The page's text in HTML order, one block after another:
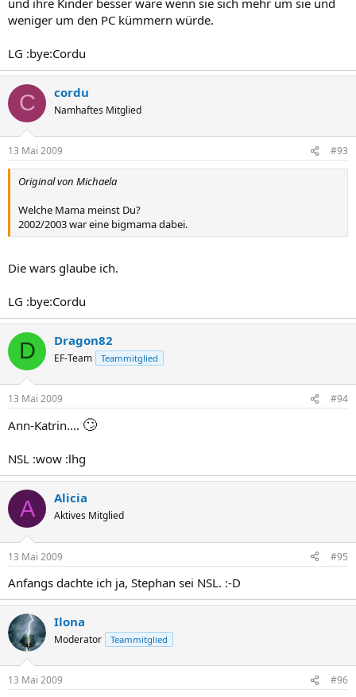
weniger um den PC kümmern würde.
LG :bye:Cordu
C cordu
Namhaftes Mitglied
13 Mai 2009 #93
Original von Michaela
Welche Mama meinst Du?
2002/2003 war eine bigmama dabei.
Die wars glaube ich.
LG :bye:Cordu
D Dragon82
EF-Team Teammitglied
13 Mai 2009 #94
Ann-Katrin.... 🙄
NSL :wow :lhg
A Alicia
Aktives Mitglied
13 Mai 2009 #95
Anfangs dachte ich ja, Stephan sei NSL. :-D
Ilona
Moderator Teammitglied
13 Mai 2009 #96